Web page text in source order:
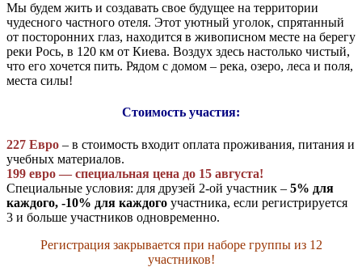
Мы будем жить и создавать свое будущее на территории
чудесного частного отеля. Этот уютный уголок, спрятанный
от посторонних глаз, находится в живописном месте на берегу
реки Рось, в 120 км от Киева. Воздух здесь настолько чистый,
что его хочется пить. Рядом с домом – река, озеро, леса и поля,
места силы!
Стоимость участия:
227 Евро – в стоимость входит оплата проживания, питания и
учебных материалов.
199 евро — специальная цена до 15 августа!
Специальные условия: для друзей 2-ой участник – 5% для
каждого, -10% для каждого участника, если регистрируется
3 и больше участников одновременно.
Регистрация закрывается при наборе группы из 12
участников!